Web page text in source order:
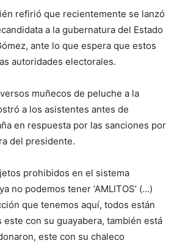
refirió que recientemente se lanzó
a la gubernatura del Estado
ante lo que espera que estos
autoridades electorales.
muñecos de peluche a la
a los asistentes antes de
en respuesta por las sanciones por
del presidente.
prohibidos en el sistema
no podemos tener ‘AMLITOS’ (…)
que tenemos aquí, todos están
con su guayabera, también está
este con su chaleco